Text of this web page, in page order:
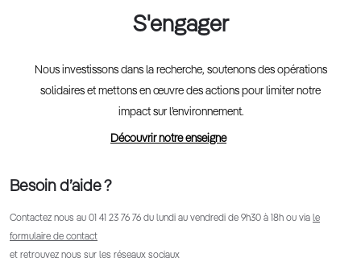
S'engager
Nous investissons dans la recherche, soutenons des opérations
solidaires et mettons en œuvre des actions pour limiter notre
impact sur l’environnement.
Découvrir notre enseigne
Besoin d’aide ?
Contactez nous au 01 41 23 76 76 du lundi au vendredi de 9h30 à 18h ou via le
formulaire de contact
et retrouvez nous sur les réseaux sociaux